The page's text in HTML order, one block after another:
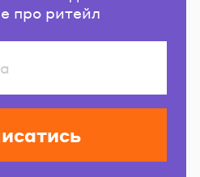
про ритейл